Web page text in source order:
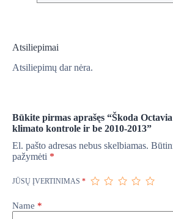
Atsiliepimai
Atsiliepimų dar nėra.
Būkite pirmas aprašęs “Škoda
klimato kontrole ir be 2010-2013”
El. pašto adresas nebus skelbiamas.
pažymėti *
JŪSŲ ĮVERTINIMAS *
Name *